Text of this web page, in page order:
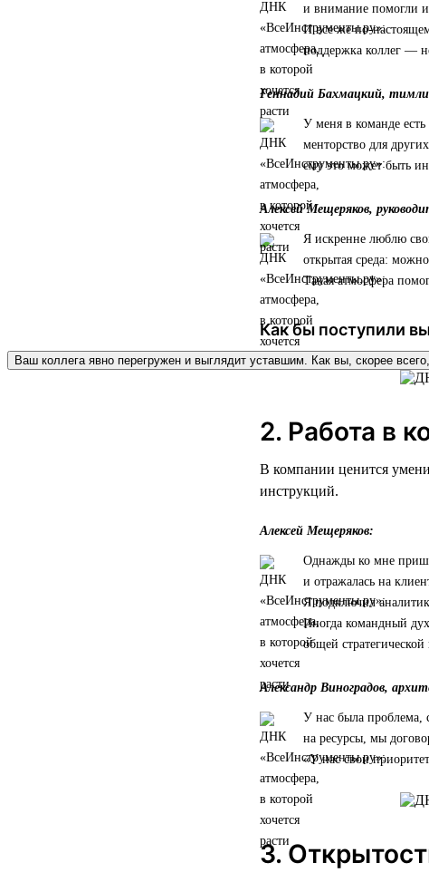
и внимание помогли
И все же по-
поддержка коллег —
Геннадий Бахмацкий,
У меня в команде
менторство для
ему это может быть
Алексей Мещеряков,
Я искренне люблю
открытая среда:
Такая атмосфера
Как бы поступили
Ваш коллега явно перегружен и выглядит уставшим. Как вы, скорее
2. Работа в
В компании ценится
инструкций.
Алексей Мещеряков:
Однажды ко мне
и отражалась на
Я подключил
Иногда командный дух
общей стратегической
Александр Виноградов,
У нас была проблема,
на ресурсы, мы
«У нас свои
3.